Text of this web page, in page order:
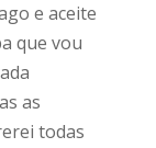
e aceite
que vou
as
todas